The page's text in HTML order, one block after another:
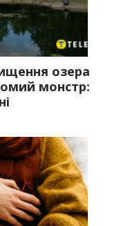
озера
монстр: